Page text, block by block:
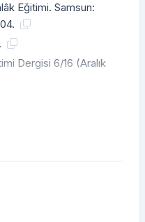
Eğitimi. Samsun:
Dergisi 6/16 (Aralık